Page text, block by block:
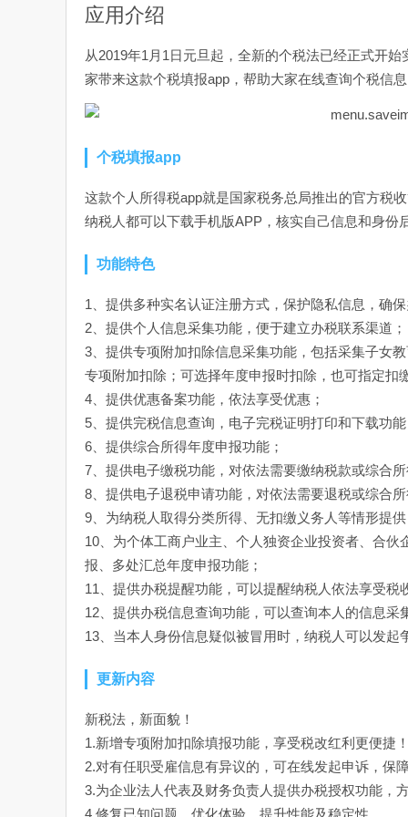
应用介绍
从2019年1月1日元旦起，全新的个税法已经正式开
家带来这款个税填报app，帮助大家在线查询个税信
个税填报app
这款个人所得税app就是国家税务总局推出的官方税
纳税人都可以下载手机版APP，核实自己信息和身
功能特色
1、提供多种实名认证注册方式，保护隐私信息，确
2、提供个人信息采集功能，便于建立办税联系渠道；
3、提供专项附加扣除信息采集功能，包括采集子女
专项附加扣除；可选择年度申报时扣除，也可指定扣
4、提供优惠备案功能，依法享受优惠；
5、提供完税信息查询，电子完税证明打印和下载功
6、提供综合所得年度申报功能；
7、提供电子缴税功能，对依法需要缴纳税款或综合
8、提供电子退税申请功能，对依法需要退税或综合
9、为纳税人取得分类所得、无扣缴义务人等情形提
10、为个体工商户业主、个人独资企业投资者、合
报、多处汇总年度申报功能；
11、提供办税提醒功能，可以提醒纳税人依法享受税
12、提供办税信息查询功能，可以查询本人的信息
13、当本人身份信息疑似被冒用时，纳税人可以发
更新内容
新税法，新面貌！
1.新增专项附加扣除填报功能，享受税改红利更便捷
2.对有任职受雇信息有异议的，可在线发起申诉，保
3.为企业法人代表及财务负责人提供办税授权功能，
4.修复已知问题，优化体验，提升性能及稳定性。